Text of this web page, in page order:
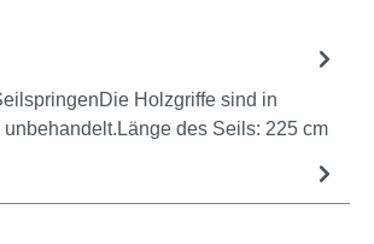
Holzgriffe sind in
unbehandelt.Länge des Seils: 225 cm